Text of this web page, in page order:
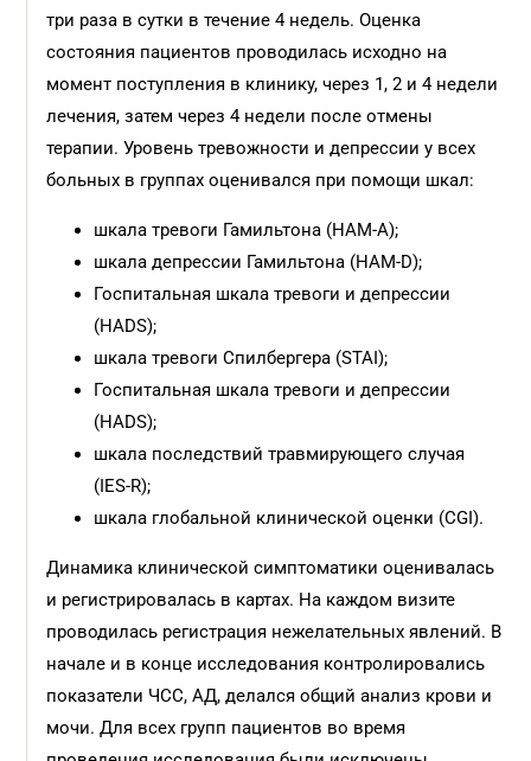
три раза в сутки в течение 4 недель. Оценка
состояния пациентов проводилась исходно на
момент поступления в клинику, через 1, 2 и 4 недели
лечения, затем через 4 недели после отмены
терапии. Уровень тревожности и депрессии у всех
больных в группах оценивался при помощи шкал:
шкала тревоги Гамильтона (HAM-A);
шкала депрессии Гамильтона (HAM-D);
Госпитальная шкала тревоги и депрессии
(HADS);
шкала тревоги Спилбергера (STAI);
Госпитальная шкала тревоги и депрессии
(HADS);
шкала последствий травмирующего случая
(IES-R);
шкала глобальной клинической оценки (CGI).
Динамика клинической симптоматики оценивалась
и регистрировалась в картах. На каждом визите
проводилась регистрация нежелательных явлений. В
начале и в конце исследования контролировались
показатели ЧСС, АД, делался общий анализ крови и
мочи. Для всех групп пациентов во время